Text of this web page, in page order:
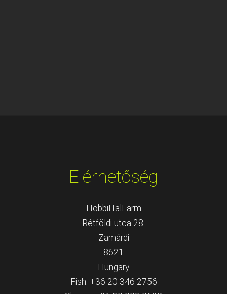
Elérhetőség
HobbiHalFarm
Rétföldi utca 28.
Zamárdi
8621
Hungary
Fish: +36 20 346 2756